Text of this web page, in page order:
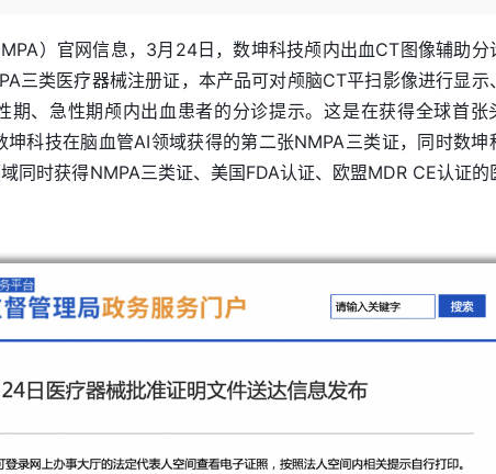
）官网信息，3月24日，数坤科技颅内出血CT图像辅助分
三类医疗器械注册证，本产品可对颅脑CT平扫影像进行显示
期、急性期颅内出血患者的分诊提示。这是在获得全球首张
科技在脑血管AI领域获得的第二张NMPA三类证，同时数坤
同时获得NMPA三类证、美国FDA认证、欧盟MDR CE认证的